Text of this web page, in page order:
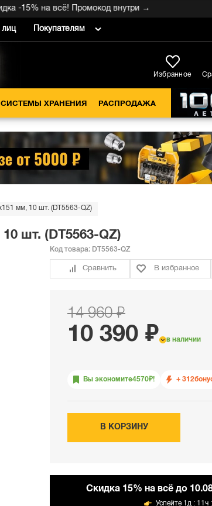
-15% на всё! Промокод внутри →
лиц Покупателям
Избранное
СИСТЕМЫ ХРАНЕНИЯ РАСПРОДАЖА
мм, 10 шт. (DT5563-QZ)
шт. (DT5563-QZ)
Код товара: DT5563-QZ
Сравнить В избранное
14 960 ₽
10 390 ₽ в наличии
Вы экономите4570₽! + 312
В КОРЗИНУ
Cкидка 15% на всё до
1д : 11ч